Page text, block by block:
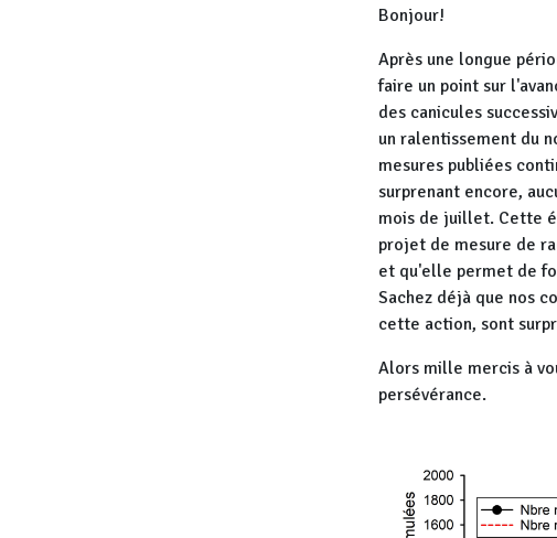
Bonjour!
Après une longue
faire un point sur
des canicules
un ralentissement du
mesures publiées
surprenant encore,
mois de juillet. Cette
projet de mesure de
et qu'elle permet de
Sachez déjà que nos
cette action, sont
Alors mille mercis à
persévérance.